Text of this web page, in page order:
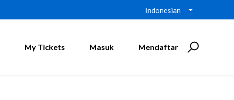
Indonesian
My Tickets Masuk Mendaftar